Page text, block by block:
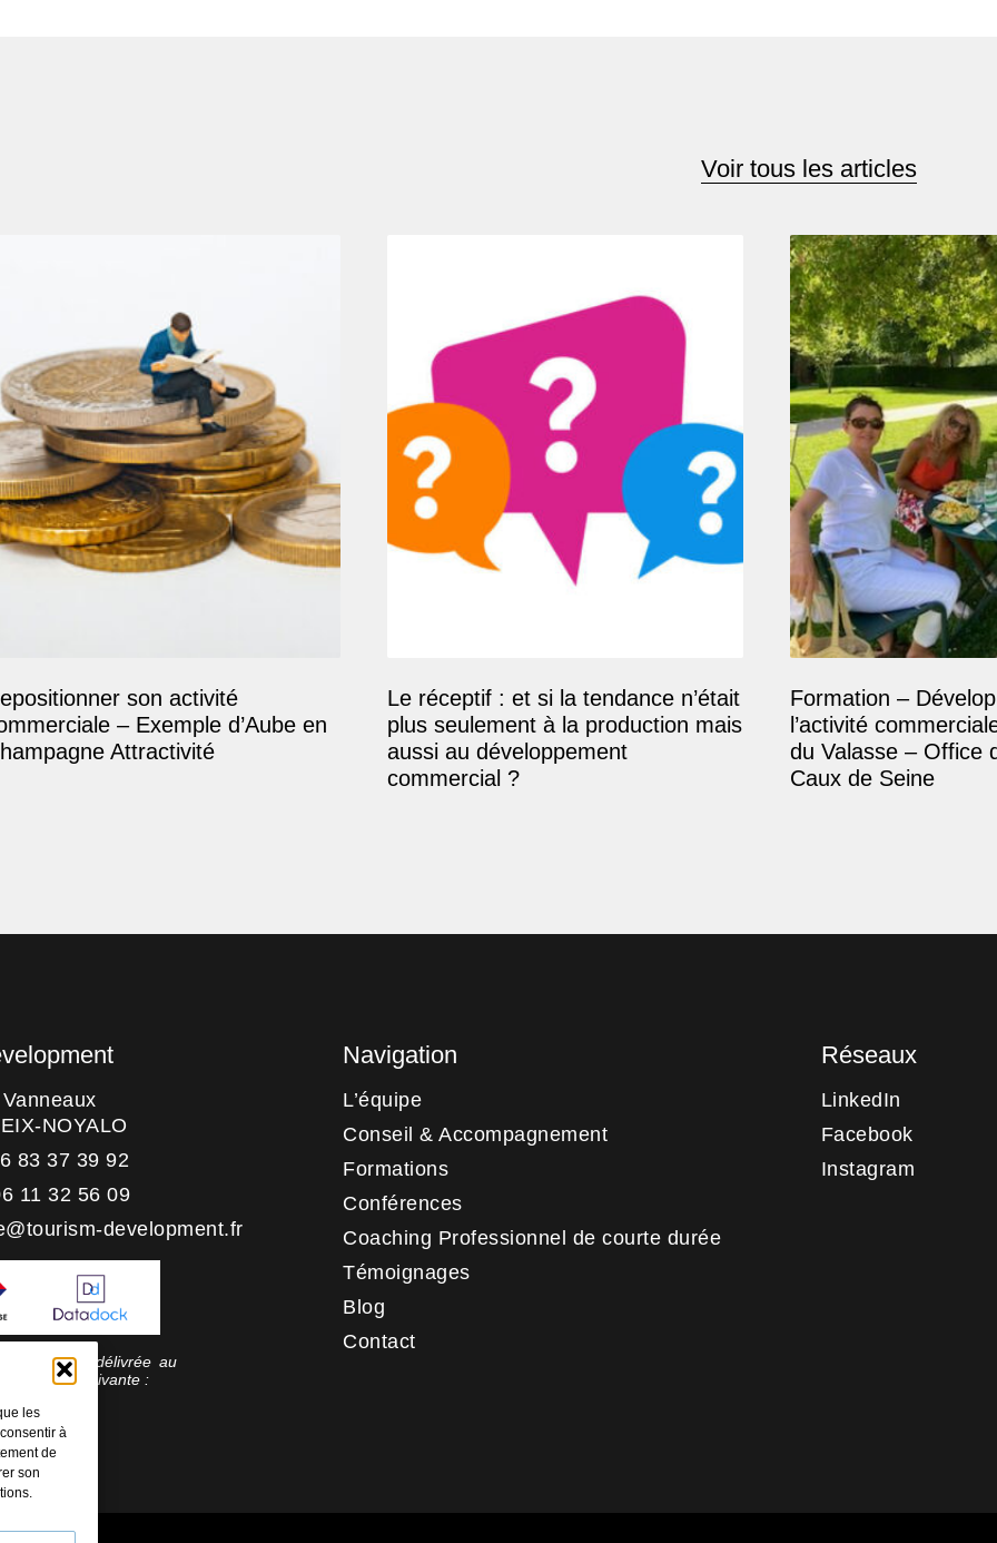
les
à
de
son
Voir tous les articles
son activité
– Exemple d’Aube en
Attractivité
Le réceptif : et si la tendance n’était
plus seulement à la production mais
aussi au développement
commercial ?
Formation –
l’activité
du Valasse – Office
Caux de Seine
NOYALO
83 37 39 92
11 32 56 09
development.fr
a été délivrée au
d’action suivante :
Navigation
L’équipe
Conseil & Accompagnement
Formations
Conférences
Coaching Professionnel de courte durée
Témoignages
Blog
Contact
Réseaux
LinkedIn
Facebook
Instagram